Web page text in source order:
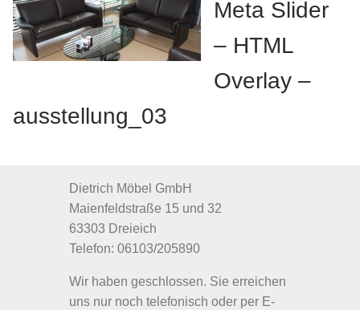
Meta Slider
– HTML
Overlay –
ausstellung_03
Dietrich Möbel GmbH
Maienfeldstraße 15 und 32
63303 Dreieich
Telefon: 06103/205890
Wir haben geschlossen. Sie erreichen
uns nur noch telefonisch oder per E-